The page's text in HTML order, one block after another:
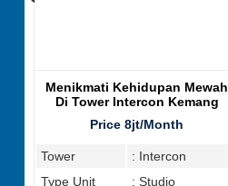
Menikmati Kehidupan Mewah
Di Tower Intercon Kemang
Village Jakarta Selatan
Price 8jt/Month
Tower
: Intercon
Type Unit
: Studio